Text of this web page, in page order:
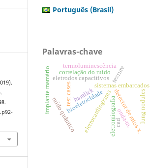
Português (Brasil)
Palavras-chave
detector de raios x.
bioeletricidade
sistemas embarcados
eletrocardiograma
eletrodos capacitivos
ruído quântico
correlação do ruído
implante mamário
eletromiografia
test cases
onda-m. lung nodules
cad
haralick
texture
termoluminescência